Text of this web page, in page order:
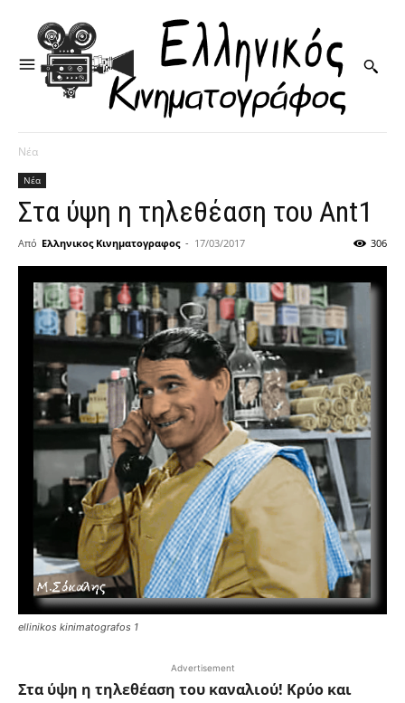
Νέα
Νέα
Στα ύψη η τηλεθέαση του Ant1
Από Ελληνικος Κινηματογραφος - 17/03/2017 306
ellinikos kinimatografos 1
Advertisement
Στα ύψη η τηλεθέαση του καναλιού! Κρύο και